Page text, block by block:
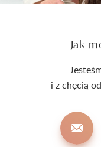
Jak
i z chęcią